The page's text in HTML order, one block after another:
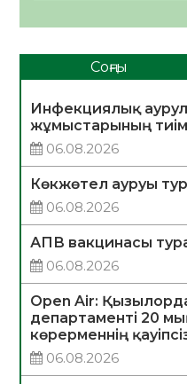
Соңғы
Инфекциялық
жұмыстарының
06.08.2026
Көкжөтел ауруы
06.08.2026
АПВ вакцинасы
06.08.2026
Open Air:
департаменті 20
көрерменнің
06.08.2026